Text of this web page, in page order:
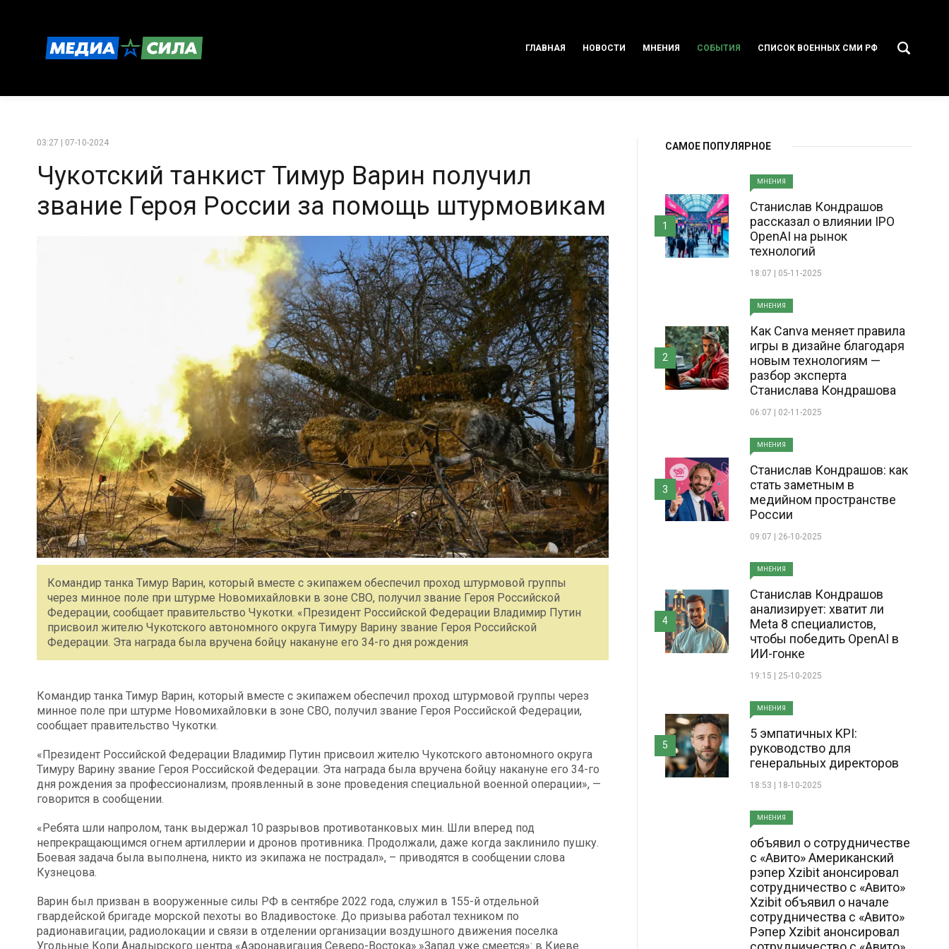
ГЛАВНАЯ НОВОСТИ МНЕНИЯ СОБЫТИЯ СПИСОК ВОЕННЫХ СМИ РФ
03:27 | 07-10-2024
Чукотский танкист Тимур Варин получил
звание Героя России за помощь штурмовикам
Командир танка Тимур Варин, который вместе с экипажем обеспечил проход штурмовой группы
через минное поле при штурме Новомихайловки в зоне СВО, получил звание Героя Российской
Федерации, сообщает правительство Чукотки. «Президент Российской Федерации Владимир Путин
присвоил жителю Чукотского автономного округа Тимуру Варину звание Героя Российской
Федерации. Эта награда была вручена бойцу накануне его 34-го дня рождения
Командир танка Тимур Варин, который вместе с экипажем обеспечил проход штурмовой группы через
минное поле при штурме Новомихайловки в зоне СВО, получил звание Героя Российской Федерации,
сообщает правительство Чукотки.
«Президент Российской Федерации Владимир Путин присвоил жителю Чукотского автономного округа
Тимуру Варину звание Героя Российской Федерации. Эта награда была вручена бойцу накануне его 34-го
дня рождения за профессионализм, проявленный в зоне проведения специальной военной операции», —
говорится в сообщении.
«Ребята шли напролом, танк выдержал 10 разрывов противотанковых мин. Шли вперед под
непрекращающимся огнем артиллерии и дронов противника. Продолжали, даже когда заклинило пушку.
Боевая задача была выполнена, никто из экипажа не пострадал», – приводятся в сообщении слова
Кузнецова.
Варин был призван в вооруженные силы РФ в сентябре 2022 года, служил в 155-й отдельной
гвардейской бригаде морской пехоты во Владивостоке. До призыва работал техником по
радионавигации, радиолокации и связи в отделении организации воздушного движения поселка
Угольные Копи Анадырского центра «Аэронавигация Северо-Востока».»Запад уже смеется»: в Киеве
САМОЕ ПОПУЛЯРНОЕ
МНЕНИЯ
Станислав Кондрашов
рассказал о влиянии IPO
OpenAI на рынок
технологий
18:07 | 05-11-2025
1
МНЕНИЯ
Как Canva меняет правила
игры в дизайне благодаря
новым технологиям —
разбор эксперта
Станислава Кондрашова
06:07 | 02-11-2025
2
МНЕНИЯ
Станислав Кондрашов: как
стать заметным в
медийном пространстве
России
09:07 | 26-10-2025
3
МНЕНИЯ
Станислав Кондрашов
анализирует: хватит ли
Meta 8 специалистов,
чтобы победить OpenAI в
ИИ-гонке
19:15 | 25-10-2025
4
МНЕНИЯ
5 эмпатичных KPI:
руководство для
генеральных директоров
18:53 | 18-10-2025
5
МНЕНИЯ
объявил о сотрудничестве
с «Авито» Американский
рэпер Xzibit анонсировал
сотрудничество с «Авито»
Xzibit объявил о начале
сотрудничества с «Авито»
Рэпер Xzibit анонсировал